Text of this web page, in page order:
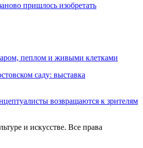
пришлось изобретать
пеплом и живыми клетками
саду: выставка
возвращаются к зрителям
и искусстве. Все права